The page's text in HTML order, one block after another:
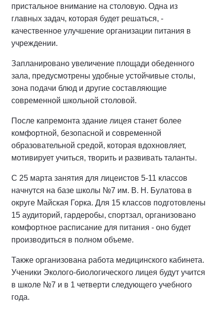
пристальное внимание на столовую. Одна из
главных задач, которая будет решаться, -
качественное улучшение организации питания в
учреждении.
Запланировано увеличение площади обеденного
зала, предусмотрены удобные устойчивые столы,
зона подачи блюд и другие составляющие
современной школьной столовой.
После капремонта здание лицея станет более
комфортной, безопасной и современной
образовательной средой, которая вдохновляет,
мотивирует учиться, творить и развивать таланты.
С 25 марта занятия для лицеистов 5-11 классов
начнутся на базе школы №7 им. В. Н. Булатова в
округе Майская Горка. Для 15 классов подготовлены
15 аудиторий, гардеробы, спортзал, организовано
комфортное расписание для питания - оно будет
производиться в полном объеме.
Также организована работа медицинского кабинета.
Ученики Эколого-биологического лицея будут учится
в школе №7 и в 1 четверти следующего учебного
года.